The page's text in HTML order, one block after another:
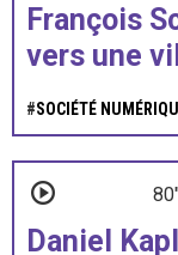
François
vers une
#SOCIÉTÉ
Daniel